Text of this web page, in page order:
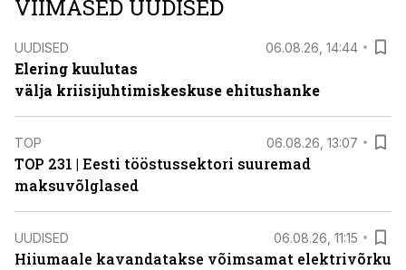
VIIMASED UUDISED
UUDISED 06.08.26, 14:44
Elering kuulutas
välja kriisijuhtimiskeskuse ehitushanke
TOP 06.08.26, 13:07
TOP 231 | Eesti tööstussektori suuremad
maksuvõlglased
UUDISED 06.08.26, 11:15
Hiiumaale kavandatakse võimsamat elektrivõrku